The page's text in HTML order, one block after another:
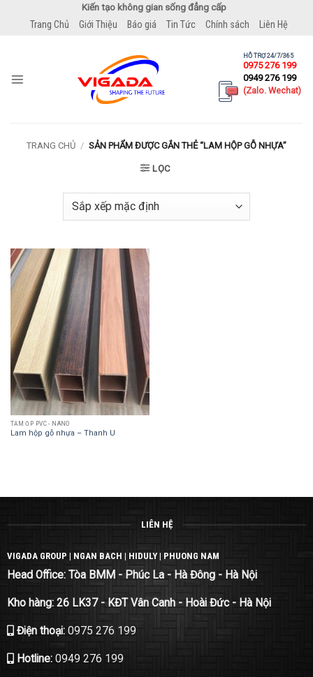
Kiến tạo không gian sống đẳng cấp
Trang Chủ Giới Thiệu Báo giá Tin Tức Chính sách Liên Hệ
HỖ TRỢ 24/7/365
0975 276 199
0949 276 199
(Zalo. Wechat)
TRANG CHỦ / SẢN PHẨM ĐƯỢC GẮN THẺ “LAM HỘP GỖ NHỰA”
LỌC
TẤM ỐP PVC - NANO
Lam hộp gỗ nhựa – Thanh U
LIÊN HỆ
VIGADA GROUP | NGAN BACH | HIDULY | PHUONG NAM
Head Office: Tòa BMM - Phúc La - Hà Đông - Hà Nội
Kho hàng: 26 LK37 - KĐT Vân Canh - Hoài Đức - Hà Nội
Điện thoại: 0975 276 199
Hotline: 0949 276 199